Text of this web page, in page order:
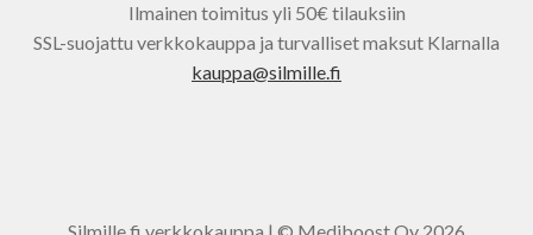
Ilmainen toimitus yli 50€ tilauksiin
SSL-suojattu verkkokauppa ja turvalliset maksut Klarnalla
kauppa@silmille.fi